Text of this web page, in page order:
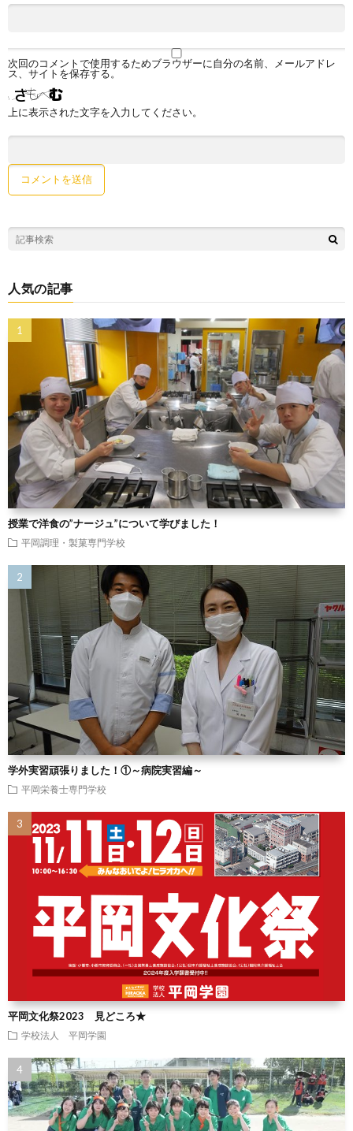
次回のコメントで使用するためブラウザーに自分の名前、メールアドレ
ス、サイトを保存する。
上に表示された文字を入力してください。
人気の記事
授業で洋食の”ナージュ”について学びました！
平岡調理・製菓専門学校
学外実習頑張りました！①～病院実習編～
平岡栄養士専門学校
平岡文化祭2023 見どころ★
学校法人 平岡学園